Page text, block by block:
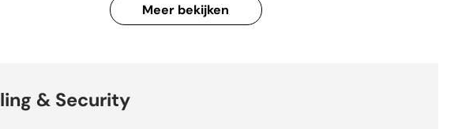
Meer bekijken
& Security